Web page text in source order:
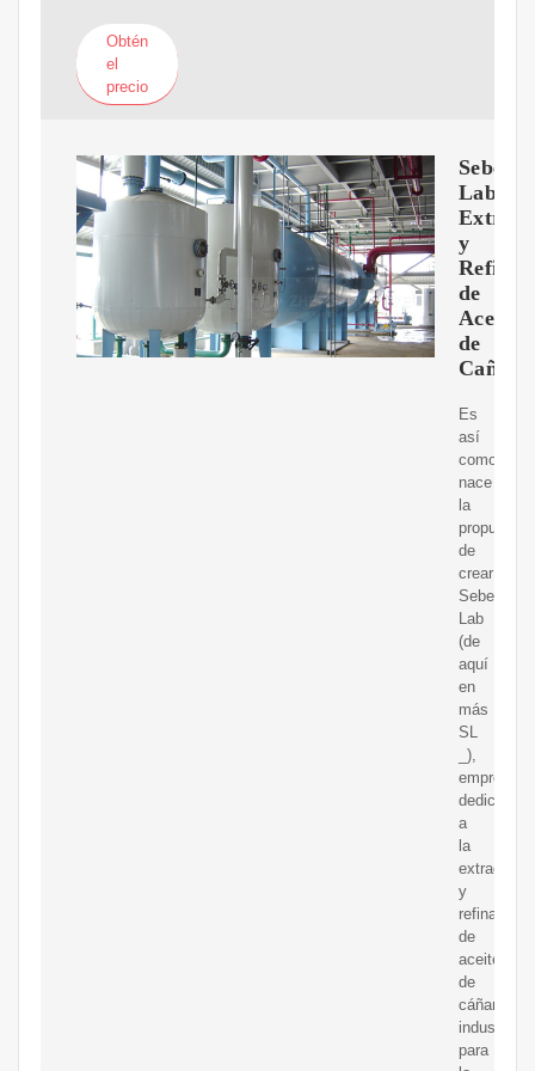
Obtén
el
precio
Sebede
Lab.
y
de
Aceite
de
Es
así
como
nace
la
propuesta
de
crear
Sebedé
Lab
(de
aquí
en
más
SL
_),
empresa
dedicada
a
la
extracción
y
de
aceite
de
cáñamo
industrial
para